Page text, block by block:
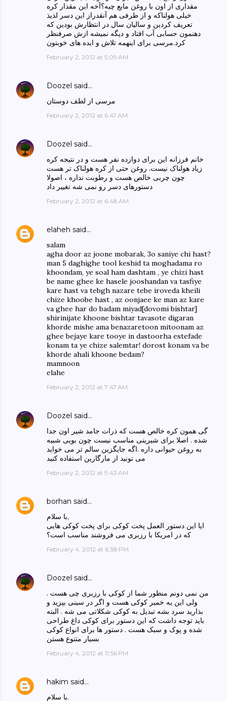
مقداری از اون با روغن مایع چیه؟آخه این مقدار کره
خیلی هولناکه و از طرفی هم آنقدراز این دسر لذیذ
تعریف کردین و سالیان سال در انتظارش بودین که
دهنمون حسابی آب افتاد و دیگه نمیشه ازش صرفنظر
کرد.مرسی برای اینهمه تلاش و ایده های خوبتون
February 2, 2012 at 5:09 AM
Doozel said…
مرسی از لطف دوستان
February 2, 2012 at 6:47 AM
Doozel said…
خانم فرزانه این برای دوازده نفر هست و در نتیجه کره
زیاد هولناک نیست. روغن حتی از کره هولناک تر هست
چون چربی خالص هست و رطوبت نداره ، اصولا
دستورهای دسر رو نمی شه تغییر داد
February 2, 2012 at 6:48 AM
elaheh said…
salam
agha door az joone mobarak, 3o saniye chi hast?
man 5 daghighe tool keshid ta moghadama ro
khoondam, ye soal ham dashtam , ye chizi hast
be name ghee ke hasele jooshandan va tasfiye
kare hast va tebgh nazare tebe iroveda kheili
chize khoobe hast , az oonjaee ke man az kare
va ghee har do badam miyad[dovomi bishtar]
shirinijate khoone bishtar tavasote digaran
khorde mishe ama benazaretoon mitoonam az
ghee bejaye kare tooye in dastoorha estefade
konam ta ye chize salemtar! dorost konam va be
khorde ahali khoone bedam?
mamnoon
elahe
February 2, 2012 at 7:47 AM
Doozel said…
گی همون کره خالص هست که ذرات جامد شیر اون جدا
شده . اصلا برای شیرینی مناسب نیست چون بویی شبیه
به روغن حیوانی داره .اگه جایگزین سالم تر می خواید
می تونید از مارگارین استفاده کنید
February 2, 2012 at 9:43 AM
borhan said…
با سلام,
ایا این دستور العمل پخت کوکی برای پخت کوکی هایی
که در امریکا با رزبری می فروشند مناسب است؟
February 4, 2012 at 6:38 PM
Doozel said…
من نمی دونم منظور شما از کوکی با رزبری چی هست .
ولی این یه خمیر کوکی هست و اگر در سینی بپزید و
بذارید سرد بشه تبدیل به کوکی شکلاتی می شه . البته
باید توجه داشت که این دستور برای کوکی داغ طراحی
شده و پوک و سبک هست . دستور ها برای انواع کوکی
بسیار متنوع هستن
February 4, 2012 at 11:56 PM
hakim said…
با سلام.